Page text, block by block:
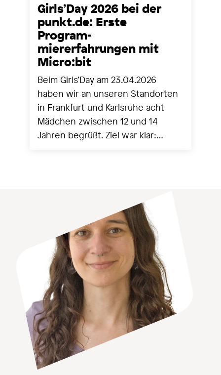
Girls’Day 2026 bei der
punkt.de: Erste
Program-
miererfahrungen mit
Micro:bit
Beim Girls’Day am 23.04.2026
haben wir an unseren Standorten
in Frankfurt und Karlsruhe acht
Mädchen zwischen 12 und 14
Jahren begrüßt. Ziel war klar: